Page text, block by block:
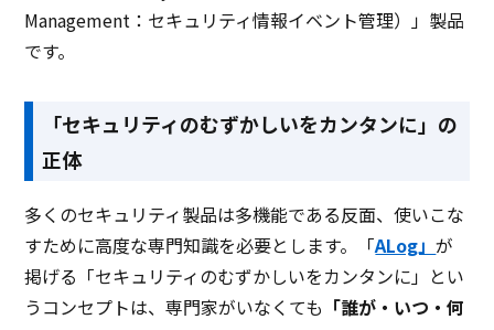
Management：セキュリティ情報イベント管理）」製品
です。
「セキュリティのむずかしいをカンタンに」の
正体
多くのセキュリティ製品は多機能である反面、使いこな
すために高度な専門知識を必要とします。「ALog」が
掲げる「セキュリティのむずかしいをカンタンに」とい
うコンセプトは、専門家がいなくても 「誰が・いつ・何